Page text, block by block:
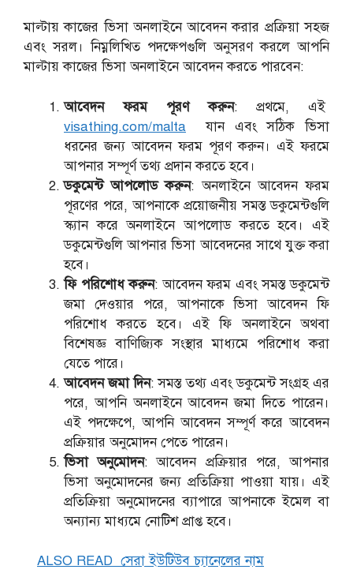
মাল্টায় কাজের ভিসা অনলাইনে আবেদন করার প্রক্রিয়া সহজ
এবং সরল। নিম্নলিখিত পদক্ষেপগুলি অনুসরণ করলে আপনি
মাল্টায় কাজের ভিসা অনলাইনে আবেদন করতে পারবেন:
আবেদন ফরম পূরণ করুন: প্রথমে, এই
visathing.com/malta যান এবং সঠিক ভিসা
ধরনের জন্য আবেদন ফরম পূরণ করুন। এই ফরমে
আপনার সম্পূর্ণ তথ্য প্রদান করতে হবে।
ডকুমেন্ট আপলোড করুন: অনলাইনে আবেদন ফরম
পূরণের পরে, আপনাকে প্রয়োজনীয় সমস্ত ডকুমেন্টগুলি
স্ক্যান করে অনলাইনে আপলোড করতে হবে। এই
ডকুমেন্টগুলি আপনার ভিসা আবেদনের সাথে যুক্ত করা
হবে।
ফি পরিশোধ করুন: আবেদন ফরম এবং সমস্ত ডকুমেন্ট
জমা দেওয়ার পরে, আপনাকে ভিসা আবেদন ফি
পরিশোধ করতে হবে। এই ফি অনলাইনে অথবা
বিশেষজ্ঞ বাণিজ্যিক সংস্থার মাধ্যমে পরিশোধ করা
যেতে পারে।
আবেদন জমা দিন: সমস্ত তথ্য এবং ডকুমেন্ট সংগ্রহ এর
পরে, আপনি অনলাইনে আবেদন জমা দিতে পারেন।
এই পদক্ষেপে, আপনি আবেদন সম্পূর্ণ করে আবেদন
প্রক্রিয়ার অনুমোদন পেতে পারেন।
ভিসা অনুমোদন: আবেদন প্রক্রিয়ার পরে, আপনার
ভিসা অনুমোদনের জন্য প্রতিক্রিয়া পাওয়া যায়। এই
প্রতিক্রিয়া অনুমোদনের ব্যাপারে আপনাকে ইমেল বা
অন্যান্য মাধ্যমে নোটিশ প্রাপ্ত হবে।
ALSO READ সেরা ইউটিউব চ্যানেলের নাম